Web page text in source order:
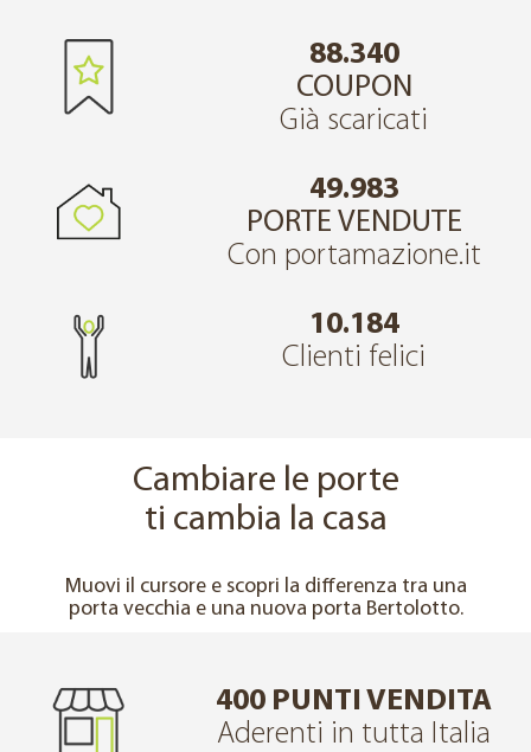
88.340
COUPON
Già scaricati
49.983
PORTE VENDUTE
Con portamazione.it
10.184
Clienti felici
Cambiare le porte
ti cambia la casa
PRIMA DOPO
Muovi il cursore e scopri la differenza tra una
porta vecchia e una nuova porta Bertolotto.
400 PUNTI VENDITA
Aderenti in tutta Italia